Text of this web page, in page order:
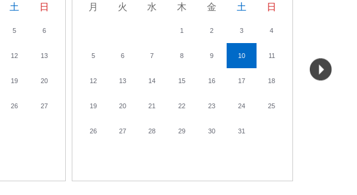
土 日
5 6
12 13
19 20
26 27
月 火 水 木 金 土 日
1 2 3 4
5 6 7 8 9 10 11
12 13 14 15 16 17 18
19 20 21 22 23 24 25
26 27 28 29 30 31
9